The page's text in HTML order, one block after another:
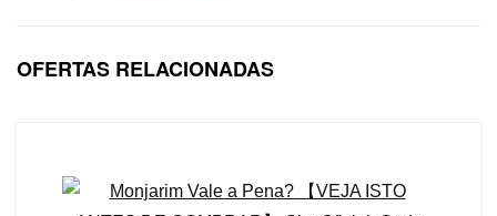
OFERTAS RELACIONADAS